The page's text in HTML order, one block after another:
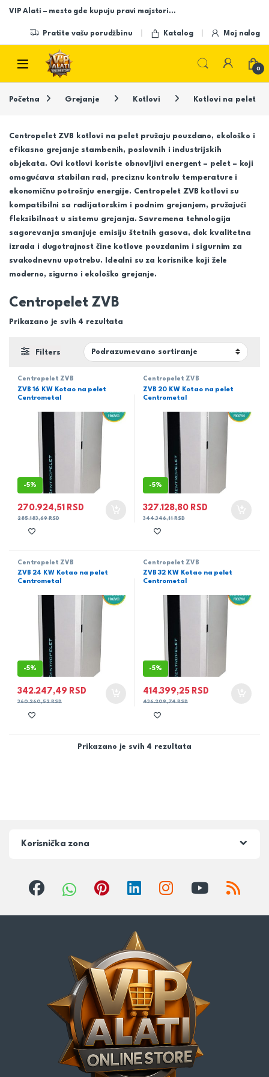
Skip to navigation
Skip to content
VIP Alati – mesto gde kupuju pravi majstori…
Pratite vašu porudžbinu Katalog Moj nalog
Open
0
Početna Grejanje Kotlovi Kotlovi na pelet
Centropelet ZVB kotlovi na pelet pružaju pouzdano, ekološko i
efikasno grejanje stambenih, poslovnih i industrijskih
objekata. Ovi kotlovi koriste obnovljivi energent – pelet – koji
omogućava stabilan rad, preciznu kontrolu temperature i
ekonomičnu potrošnju energije. Centropelet ZVB kotlovi su
kompatibilni sa radijatorskim i podnim grejanjem, pružajući
fleksibilnost u sistemu grejanja. Savremena tehnologija
sagorevanja smanjuje emisiju štetnih gasova, dok kvalitetna
izrada i dugotrajnost čine kotlove pouzdanim i sigurnim za
svakodnevnu upotrebu. Idealni su za korisnike koji žele
moderno, sigurno i ekološko grejanje.
Centropelet ZVB
Prikazano je svih 4 rezultata
Filters
Centropelet ZVB
ZVB 16 KW Kotao na pelet
Centrometal
-5%
270.924,51 RSD
285.183,69RSD
Centropelet ZVB
ZVB 20 KW Kotao na pelet
Centrometal
-5%
327.128,80 RSD
344.346,11RSD
Centropelet ZVB
ZVB 24 KW Kotao na pelet
Centrometal
-5%
342.247,49 RSD
360.260,52RSD
Centropelet ZVB
ZVB 32 KW Kotao na pelet
Centrometal
-5%
414.399,25 RSD
436.209,74RSD
Prikazano je svih 4 rezultata
Korisnička zona